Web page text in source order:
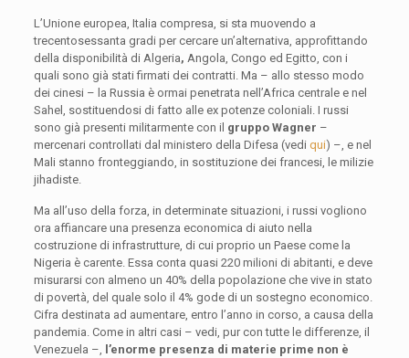
L’Unione europea, Italia compresa, si sta muovendo a
trecentosessanta gradi per cercare un’alternativa, approfittando
della disponibilità di Algeria, Angola, Congo ed Egitto, con i
quali sono già stati firmati dei contratti. Ma – allo stesso modo
dei cinesi – la Russia è ormai penetrata nell’Africa centrale e nel
Sahel, sostituendosi di fatto alle ex potenze coloniali. I russi
sono già presenti militarmente con il gruppo Wagner –
mercenari controllati dal ministero della Difesa (vedi qui) –, e nel
Mali stanno fronteggiando, in sostituzione dei francesi, le milizie
jihadiste.
Ma all’uso della forza, in determinate situazioni, i russi vogliono
ora affiancare una presenza economica di aiuto nella
costruzione di infrastrutture, di cui proprio un Paese come la
Nigeria è carente. Essa conta quasi 220 milioni di abitanti, e deve
misurarsi con almeno un 40% della popolazione che vive in stato
di povertà, del quale solo il 4% gode di un sostegno economico.
Cifra destinata ad aumentare, entro l’anno in corso, a causa della
pandemia. Come in altri casi – vedi, pur con tutte le differenze, il
Venezuela –,
l’enorme presenza di materie prime non è